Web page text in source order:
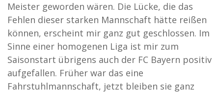
Meister geworden wären. Die Lücke, die das
Fehlen dieser starken Mannschaft hätte reißen
können, erscheint mir ganz gut geschlossen. Im
Sinne einer homogenen Liga ist mir zum
Saisonstart übrigens auch der FC Bayern positiv
aufgefallen. Früher war das eine
Fahrstuhlmannschaft, jetzt bleiben sie ganz